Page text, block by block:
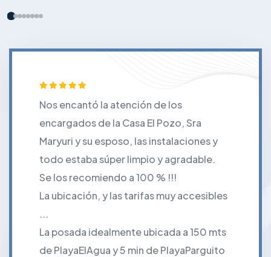
Nos encantó la atención de los
encargados de la Casa El Pozo, Sra
Maryuri y su esposo, las instalaciones y
todo estaba súper limpio y agradable.
Se los recomiendo a 100 % !!!
La ubicación, y las tarifas muy accesibles
...
La posada idealmente ubicada a 150 mts
de PlayaElAgua y 5 min de PlayaParguito